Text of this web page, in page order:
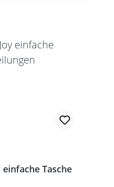
einfache Tasche